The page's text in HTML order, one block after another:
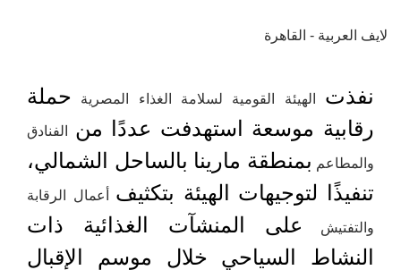
لايف العربية - القاهرة
نفذت الهيئة القومية لسلامة الغذاء المصرية
حملة
رقابية موسعة استهدفت عددًا من الفنادق
والمطاعم بمنطقة مارينا بالساحل الشمالي،
تنفيذًا لتوجيهات الهيئة بتكثيف أعمال الرقابة
والتفتيش
على المنشآت الغذائية ذات
النشاط السياحي خلال موسم الإقبال